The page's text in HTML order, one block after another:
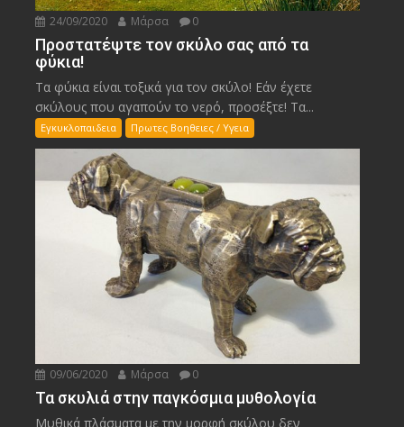
24/09/2020 Μάρσα 0
Προστατέψτε τον σκύλο σας από τα
φύκια!
Τα φύκια είναι τοξικά για τον σκύλο! Εάν έχετε
σκύλους που αγαπούν το νερό, προσέξτε! Τα...
Εγκυκλοπαιδεια Πρωτες Βοηθειες / Υγεια
09/06/2020 Μάρσα 0
Τα σκυλιά στην παγκόσμια μυθολογία
Μυθικά πλάσματα με την μορφή σκύλου δεν